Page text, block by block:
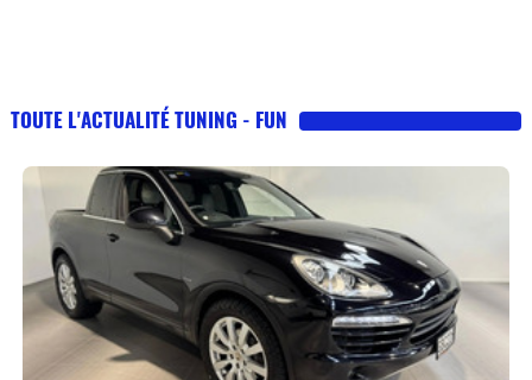
TOUTE L'ACTUALITÉ TUNING - FUN